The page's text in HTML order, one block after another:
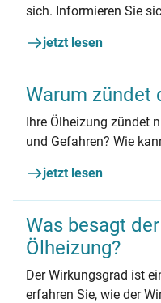
sich. Informieren Sie
der Umrüstung von
Wärmepumpe.
jetzt lesen
Warum zündet
Ihre Ölheizung zündet
und Gefahren? Wie
jetzt lesen
Was besagt
Ölheizung?
Der Wirkungsgrad ist
erfahren Sie, wie der